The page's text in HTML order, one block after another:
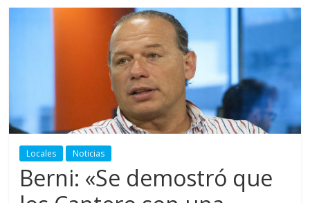
Locales Noticias
Berni: «Se demostró que